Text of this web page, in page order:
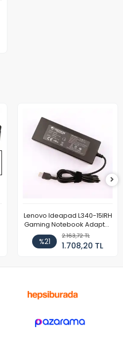
Lenovo Ideapad L340-15IRH
Gaming Notebook Adaptör
Cihazı Şarj Aleti (150W)
%21
2.163,72 TL
1.708,20 TL